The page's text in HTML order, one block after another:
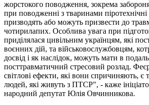
жорстокого поводження, зокрема
при поводженні з тваринами
призводять або можуть призвести до
чотирилапих. Особлива увага при
приділялася цивільним українцям, які
воєнних дій, та військовослужбовцям,
досвід і як наслідок, можуть мати в
посттравматичний стресовий розлад.
світлові ефекти, які вони спричиняють, є
людей, які живуть з ПТСР", - каже
народний депутат Юлія Овчинникова.